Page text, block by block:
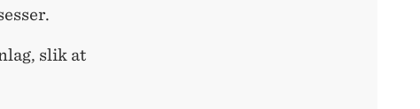
slik at